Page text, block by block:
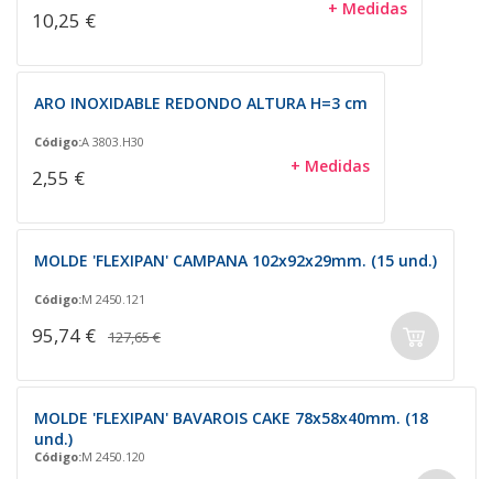
10,25 € + Medidas
ARO INOXIDABLE REDONDO ALTURA H=3 cm
Código:A 3803.H30
2,55 € + Medidas
MOLDE 'FLEXIPAN' CAMPANA 102x92x29mm. (15 und.)
Código:M 2450.121
95,74 € 127,65 €
MOLDE 'FLEXIPAN' BAVAROIS CAKE 78x58x40mm. (18
und.)
Código:M 2450.120